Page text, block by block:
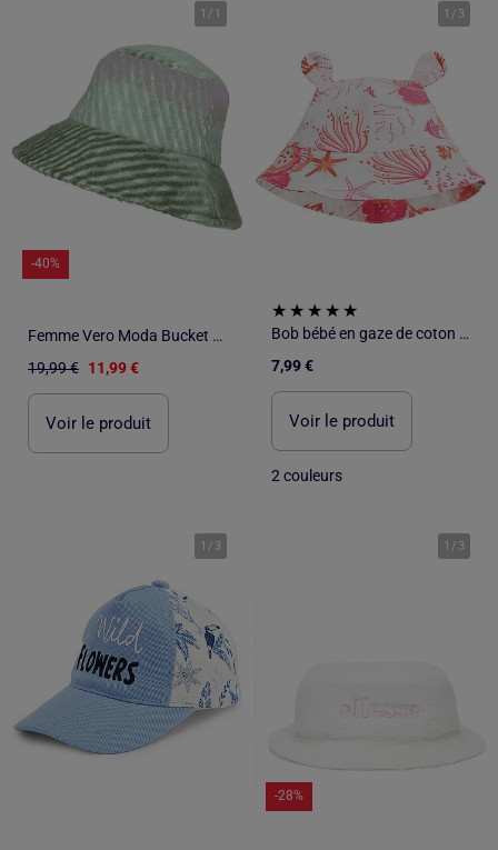
1 / 1
-40%
Femme Vero Moda Bucket Hat
19,99 € 11,99 €
Voir le produit
1 / 3
Bob bébé en gaze de coton Bahamas
7,99 €
Voir le produit
2 couleurs
1 / 3 1 / 3
-28%